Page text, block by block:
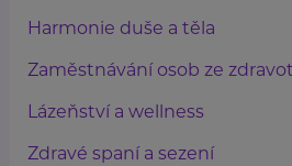
Harmonie duše a těla
Zaměstnávání osob ze
Lázeňství a wellness
Zdravé spaní a sezení